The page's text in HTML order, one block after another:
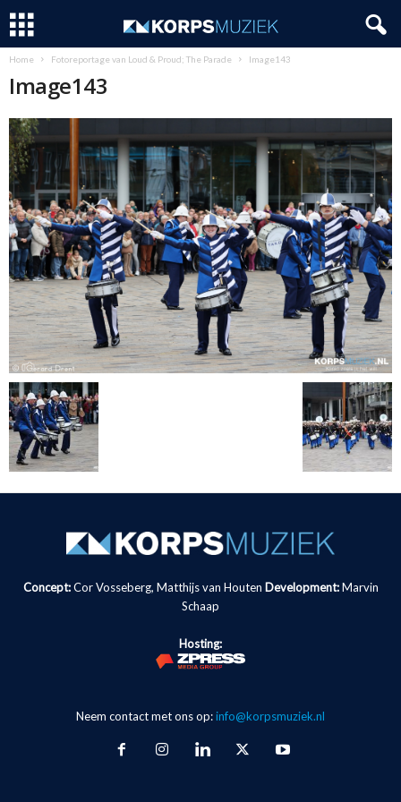
Home Fotoreportage van Loud & Proud; The Parade Image143
Image143
Concept:Cor Vosseberg, Matthijs van Houten Development: Marvin
Schaap
Hosting:
Neem contact met ons op:info@korpsmuziek.nl